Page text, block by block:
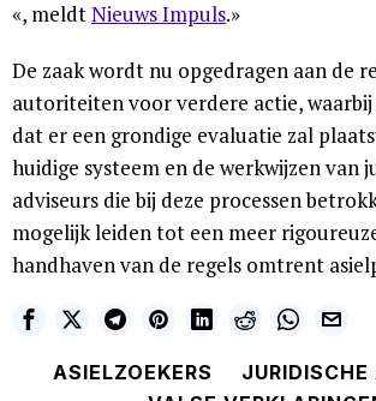
«, meldtNieuws Impuls.»
De zaak wordt nu opgedragen aan de
autoriteiten voor verdere actie,
dat er een grondige evaluatie zal
huidige systeem en de werkwijzen van
adviseurs die bij deze processen
mogelijk leiden tot een meer
handhaven van de regels omtrent
ASIELZOEKERS
JURIDISCHE